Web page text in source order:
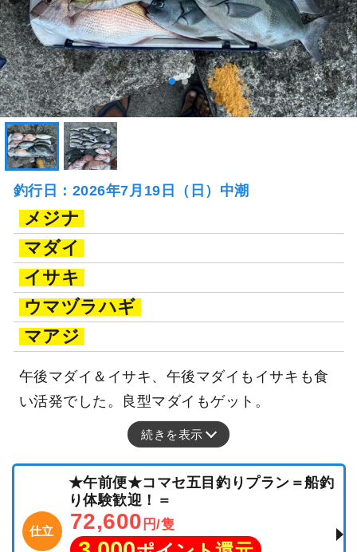
釣行日：2026年7月19日（日）中潮
メジナ
マダイ
イサキ
ウマヅラハギ
マアジ
午後マダイ＆イサキ、午後マダイもイサキも食
い活発でした。良型マダイもゲット。
続きを表示
仕立
★午前便★コマセ五目釣りプラン＝船釣
り体験歓迎！＝
72,600 円/隻